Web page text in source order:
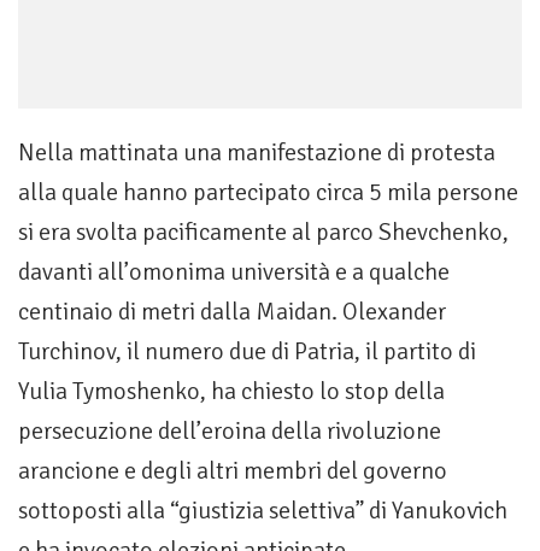
Nella mattinata una manifestazione di protesta
alla quale hanno partecipato circa 5 mila persone
si era svolta pacificamente al parco Shevchenko,
davanti all’omonima università e a qualche
centinaio di metri dalla Maidan. Olexander
Turchinov, il numero due di Patria, il partito di
Yulia Tymoshenko, ha chiesto lo stop della
persecuzione dell’eroina della rivoluzione
arancione e degli altri membri del governo
sottoposti alla “giustizia selettiva” di Yanukovich